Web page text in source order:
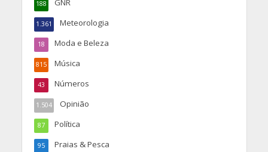
188
Meteorologia
1.361
Moda e Beleza
18
Música
815
Números
43
Opinião
1.504
Política
87
Praias & Pesca
95